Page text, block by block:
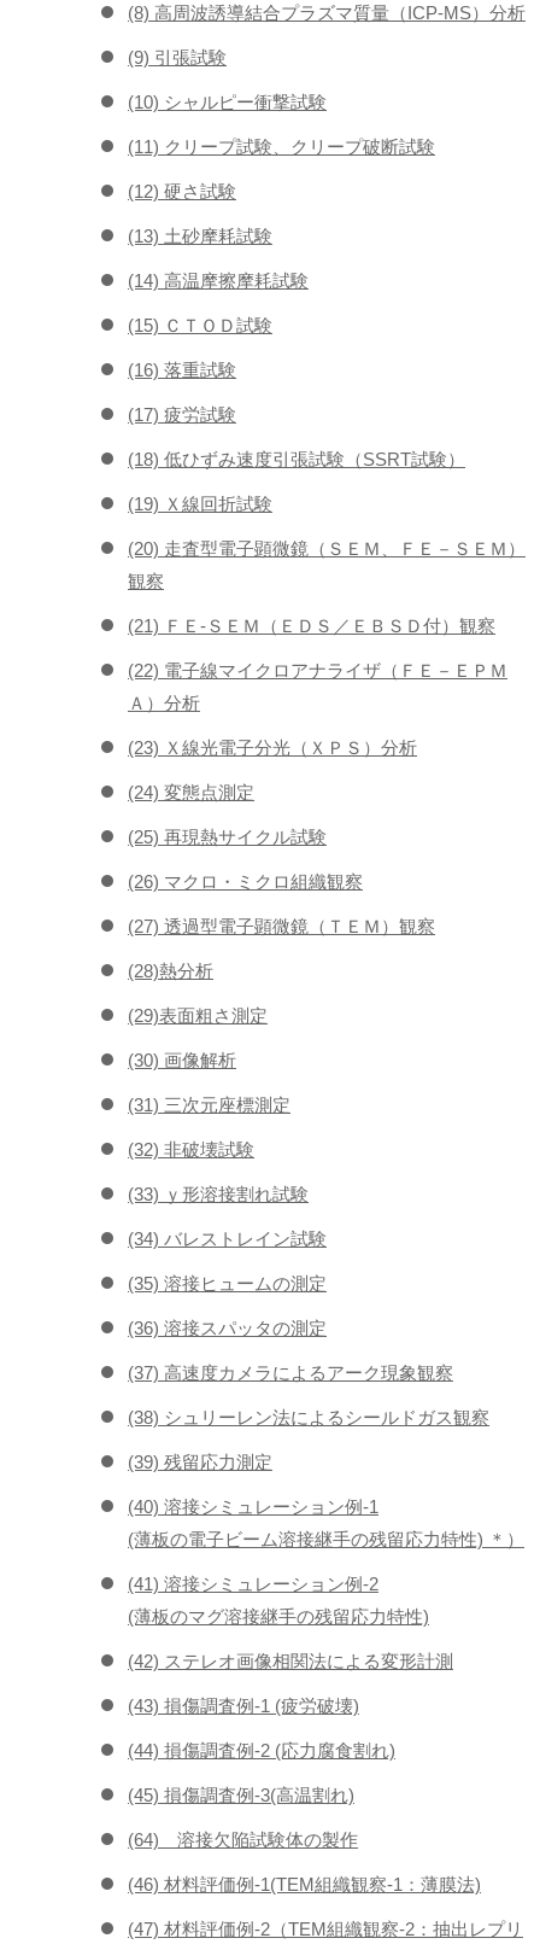
(8) 高周波誘導結合プラズマ質量（ICP-MS）分析
(9) 引張試験
(10) シャルピー衝撃試験
(11) クリープ試験、クリープ破断試験
(12) 硬さ試験
(13) 土砂摩耗試験
(14) 高温摩擦摩耗試験
(15) ＣＴＯＤ試験
(16) 落重試験
(17) 疲労試験
(18) 低ひずみ速度引張試験（SSRT試験）
(19) Ｘ線回折試験
(20) 走査型電子顕微鏡（ＳＥＭ、ＦＥ－ＳＥＭ）
観察
(21) ＦＥ-ＳＥＭ（ＥＤＳ／ＥＢＳＤ付）観察
(22) 電子線マイクロアナライザ（ＦＥ－ＥＰＭ
Ａ）分析
(23) Ｘ線光電子分光（ＸＰＳ）分析
(24) 変態点測定
(25) 再現熱サイクル試験
(26) マクロ・ミクロ組織観察
(27) 透過型電子顕微鏡（ＴＥＭ）観察
(28)熱分析
(29)表面粗さ測定
(30) 画像解析
(31) 三次元座標測定
(32) 非破壊試験
(33) ｙ形溶接割れ試験
(34) バレストレイン試験
(35) 溶接ヒュームの測定
(36) 溶接スパッタの測定
(37) 高速度カメラによるアーク現象観察
(38) シュリーレン法によるシールドガス観察
(39) 残留応力測定
(40) 溶接シミュレーション例-1
(薄板の電子ビーム溶接継手の残留応力特性) ＊）
(41) 溶接シミュレーション例-2
(薄板のマグ溶接継手の残留応力特性)
(42) ステレオ画像相関法による変形計測
(43) 損傷調査例-1 (疲労破壊)
(44) 損傷調査例-2 (応力腐食割れ)
(45) 損傷調査例-3(高温割れ)
(64) 溶接欠陥試験体の製作
(46) 材料評価例-1(TEM組織観察-1：薄膜法)
(47) 材料評価例-2（TEM組織観察-2：抽出レプリ